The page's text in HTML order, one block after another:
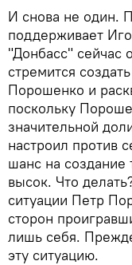
И снова не один.
поддерживает
"Донбасс" сейчас
стремится
Порошенко и
поскольку
значительной
настроил против
шанс на создание
высок. Что
ситуации Петр
сторон
лишь себя.
эту ситуацию.